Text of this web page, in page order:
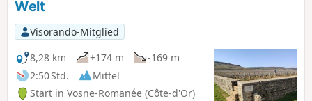
Welt
Visorando-Mitglied
8,28 km
+174 m
-169 m
2:50 Std.
Mittel
Start in Vosne-Romanée (Côte-d'Or)